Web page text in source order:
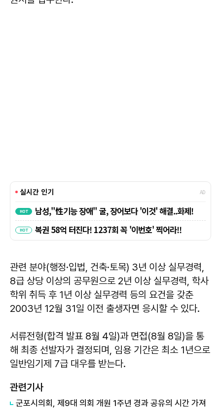
관련 분야(행정·입법, 건축·토목) 3년 이상 실무경력,
8급 상당 이상의 공무원으로 2년 이상 실무경력, 학사
학위 취득 후 1년 이상 실무경력 등의 요건을 갖춘
2003년 12월 31일 이전 출생자면 응시할 수 있다.
서류전형(합격 발표 8월 4일)과 면접(8월 8일)을 통
해 최종 선발자가 결정되며, 임용 기간은 최소 1년으로
일반임기제 7급 대우를 받는다.
관련기사
군포시의회, 제9대 의회 개원 1주년 경과 공유의 시간 가져